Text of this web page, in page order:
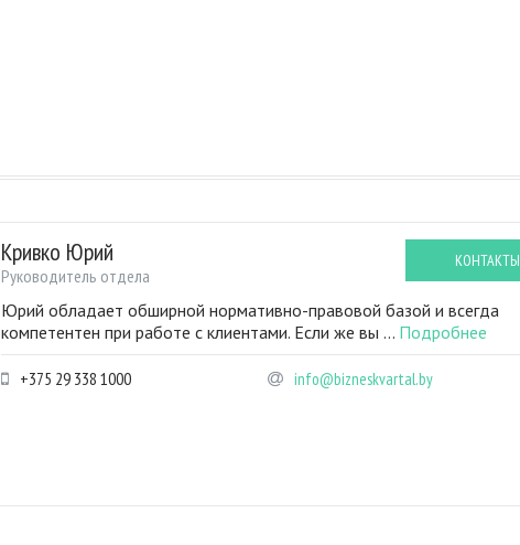
Кривко Юрий
Руководитель отдела
КОНТАКТЫ
Юрий обладает обширной нормативно-правовой базой и всегда
компетентен при работе с клиентами. Если же вы ... Подробнее
+375 29 338 1000 info@bizneskvartal.by